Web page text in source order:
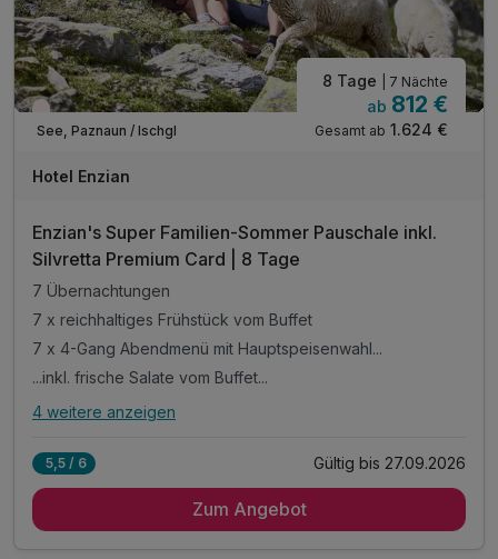
Nur noch Restplätze
See, Paznaun / Ischgl
8 Tage | 7 Nächte
ab 812 €
Gesamt ab 1.624 €
Hotel Enzian
Enzian's Super Familien-Sommer Pauschale inkl.
Silvretta Premium Card | 8 Tage
7 Übernachtungen
7 x reichhaltiges Frühstück vom Buffet
7 x 4-Gang Abendmenü mit Hauptspeisenwahl...
...inkl. frische Salate vom Buffet...
Alle Inklusivleistungen
7 x reichhaltiges Frühstück vom Buffet
4 weitere anzeigen
5,5 / 6 Gültig bis 27.09.2026
Zum Angebot